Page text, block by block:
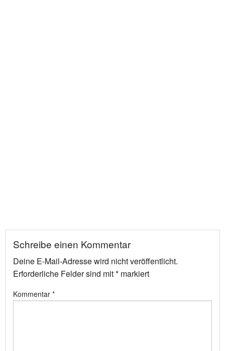
Schreibe einen Kommentar
Deine E-Mail-Adresse wird nicht veröffentlicht.
Erforderliche Felder sind mit* markiert
Kommentar *